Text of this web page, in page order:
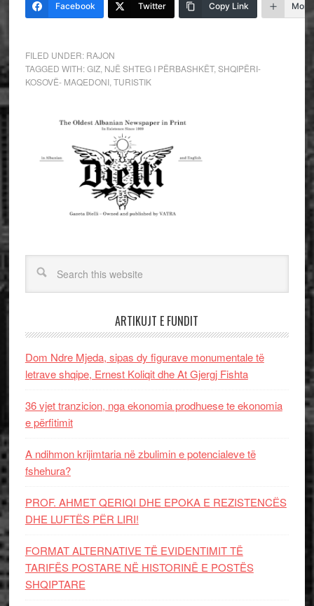
Facebook Twitter Copy Link More
FILED UNDER: RAJON
TAGGED WITH:GIZ, NJË SHTEG I PËRBASHKËT, SHQIPËRI-
KOSOVË- MAQEDONI, TURISTIK
ARTIKUJT E FUNDIT
Dom Ndre Mjeda, sipas dy figurave monumentale të
letrave shqipe, Ernest Koliqit dhe At Gjergj Fishta
36 vjet tranzicion, nga ekonomia prodhuese te ekonomia
e përfitimit
A ndihmon krijimtaria në zbulimin e potencialeve të
fshehura?
PROF. AHMET QERIQI DHE EPOKA E REZISTENCЁS
DHE LUFTЁS PЁR LIRI!
FORMAT ALTERNATIVE TË EVIDENTIMIT TË
TARIFËS POSTARE NË HISTORINË E POSTËS
SHQIPTARE